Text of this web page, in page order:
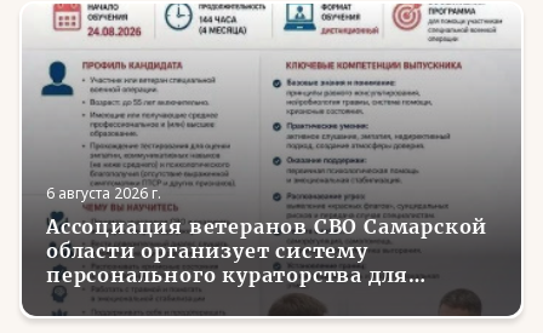
6 августа 2026 г.
Ассоциация ветеранов СВО Самарской
области организует систему
персонального кураторства для
трудоустройства и социализации
вернувшихся с фронта бойцов